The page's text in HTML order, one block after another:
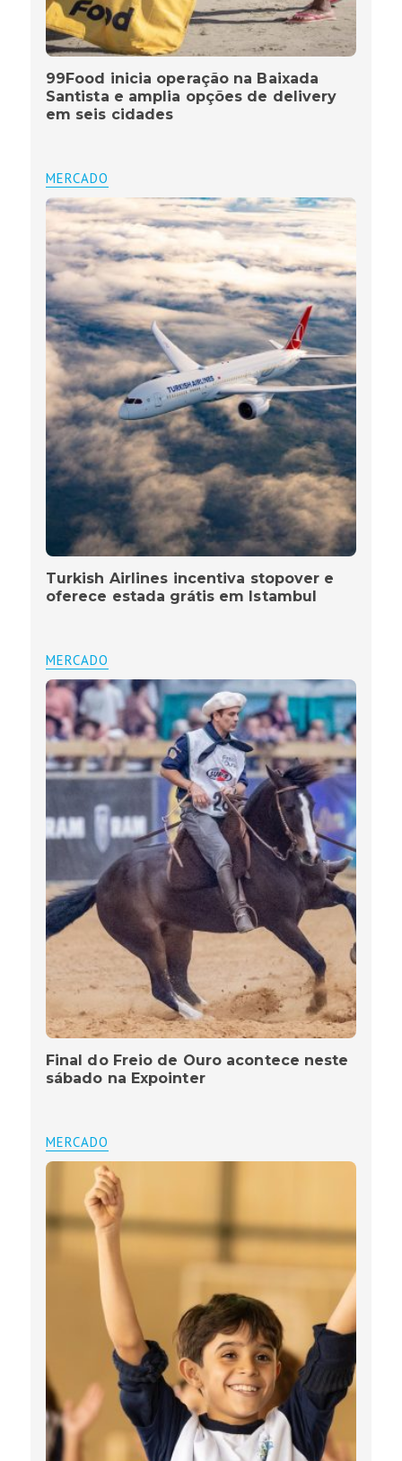
99Food inicia operação na Baixada
Santista e amplia opções de delivery
em seis cidades
MERCADO
Turkish Airlines incentiva stopover e
oferece estada grátis em Istambul
MERCADO
Final do Freio de Ouro acontece neste
sábado na Expointer
MERCADO